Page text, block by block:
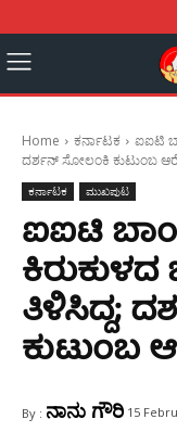
Home ಕರ್ನಾಟಕ
ಐಐಟಿ
ದರ್ಶನ್ ಸೋಲಂಕಿ ಕುಟುಂಬ
ಕರ್ನಾಟಕ ಮುಖಪುಟ
ಐಐಟಿ
ತಿಳಿಸಿದ್ದ;
ಕುಟುಂಬ
By : ನಾನು ಗೌರಿ 15